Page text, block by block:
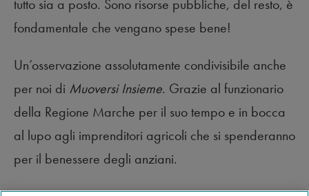
tutto sia a posto. Sono risorse pubbliche, del resto, è
fondamentale che vengano spese bene!
Un’osservazione assolutamente condivisibile anche
per noi di Muoversi Insieme. Grazie al funzionario
della Regione Marche per il suo tempo e in bocca
al lupo agli imprenditori agricoli che si spenderanno
per il benessere degli anziani.